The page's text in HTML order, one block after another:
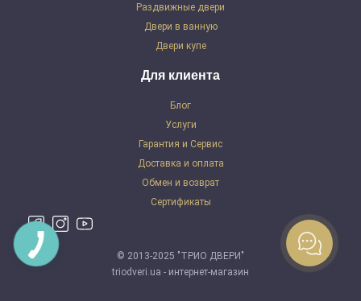
Раздвижные двери
Двери в ванную
Двери купе
Для клиента
Блог
Услуги
Гарантия и Сервис
Доставка и оплата
Обмен и возврат
Сертификаты
© 2013-2025 "ТРИО ДВЕРИ"
triodveri.ua - интернет-магазин